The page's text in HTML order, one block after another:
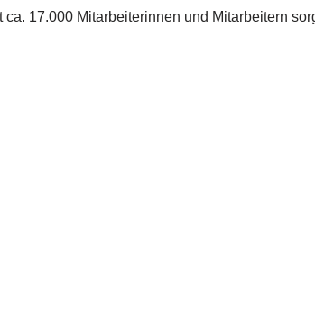
17.000 Mitarbeiterinnen und Mitarbeitern